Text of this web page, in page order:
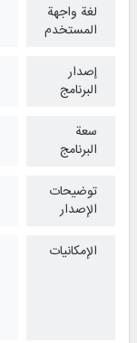
لغة واجهة
المستخدم
إصدار
البرنامج
سعة
البرنامج
توضيحات
الإصدار
الإمكانيات